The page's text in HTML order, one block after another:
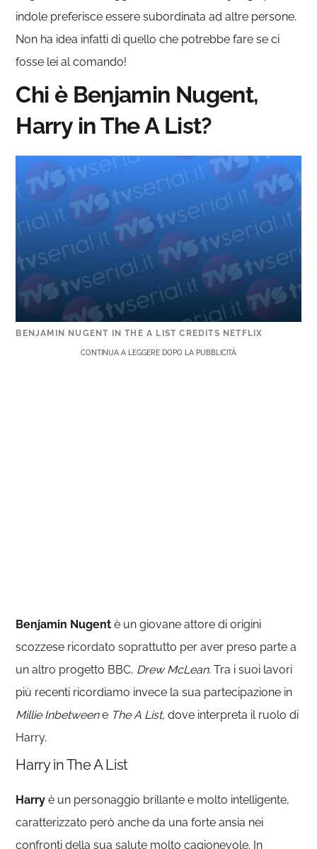
indole preferisce essere subordinata ad altre persone.
Non ha idea infatti di quello che potrebbe fare se ci
fosse lei al comando!
Chi è Benjamin Nugent,
Harry in The A List?
BENJAMIN NUGENT IN THE A LIST CREDITS NETFLIX
CONTINUA A LEGGERE DOPO LA PUBBLICITÀ
Benjamin Nugentè un giovane attore di origini
scozzese ricordato soprattutto per aver preso parte a
un altro progetto BBC, Drew McLean.Tra i suoi lavori
più recenti ricordiamo invece la sua partecipazione in
Millie Inbetweene The A List,dove interpreta il ruolo di
Harry.
Harry in The A List
Harryè un personaggio brillante e molto intelligente,
caratterizzato però anche da una forte ansia nei
confronti della sua salute molto cagionevole. In